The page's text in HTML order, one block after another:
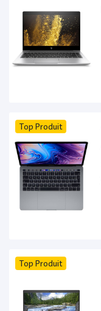
Top Produit
Top Produit